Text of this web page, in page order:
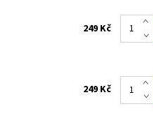
249 Kč
249 Kč